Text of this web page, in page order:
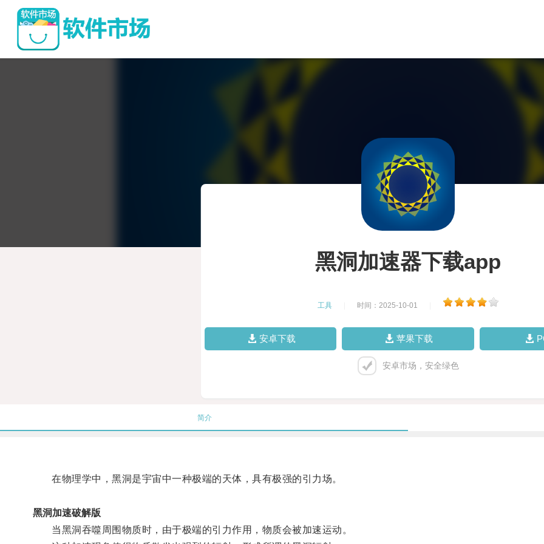
黑洞加速器下载app
工具 时间：2025-10-01
安卓下载 苹果下载
安卓市场，安全绿色
简介
在物理学中，黑洞是宇宙中一种极端的天体，具有极强的引力场。
黑洞加速破解版
当黑洞吞噬周围物质时，由于极端的引力作用，物质会被加速运动。